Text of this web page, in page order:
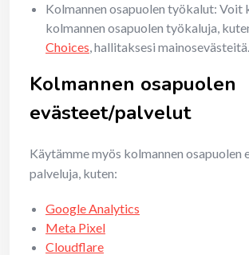
Kolmannen osapuolen työkalut: Voit
kolmannen osapuolen työkaluja,
Choices, hallitaksesi mainosevästeitä.
Kolmannen osapuolen
evästeet/palvelut
Käytämme myös kolmannen osapuolen
palveluja, kuten:
Google Analytics
Meta Pixel
Cloudflare